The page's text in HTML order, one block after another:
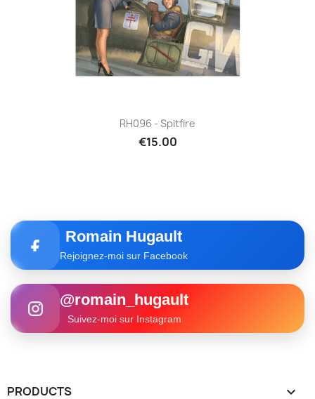
RH096 - Spitfire
€15.00
Romain Hugault
Rejoignez-moi sur Facebook
@romain_hugault
Suivez-moi sur Instagram
PRODUCTS 